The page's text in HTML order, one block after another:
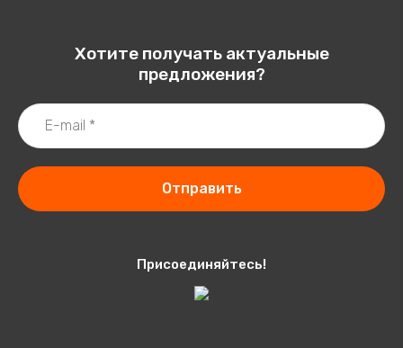
Присоединяйтесь!
Хотите получать актуальные
предложения?
Отправить